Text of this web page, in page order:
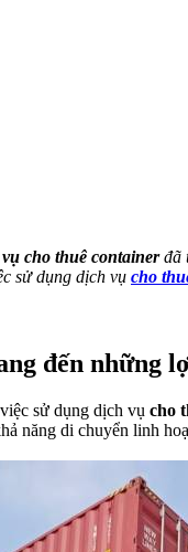
cho thuê containerđã
sử dụng dịch vụ cho
đến những
sử dụng dịch vụ cho
năng di chuyển linh